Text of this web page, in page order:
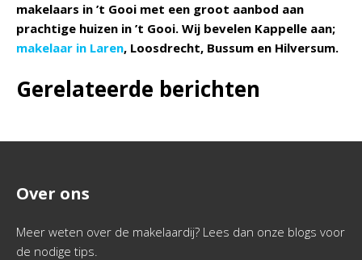
makelaars in ’t Gooi met een groot aanbod aan
prachtige huizen in ’t Gooi. Wij bevelen Kappelle aan;
makelaar in Laren, Loosdrecht, Bussum en Hilversum.
Gerelateerde berichten
Over ons
Meer weten over de makelaardij? Lees dan onze blogs voor
de nodige tips.